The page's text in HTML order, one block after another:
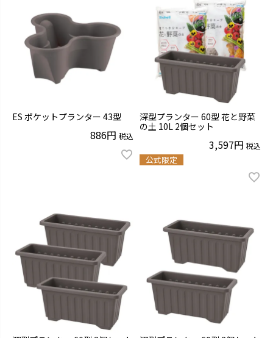
ES ポケットプランター 43型
886 税込
深型プランター 60型 花と野菜
の土 10L 2個セット
3,597 税込
公式限定